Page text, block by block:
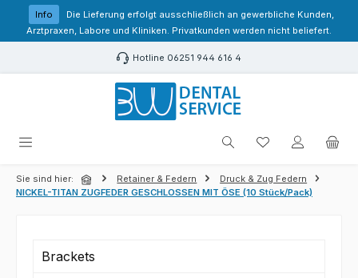
Zum Hauptinhalt springen
Info
Die Lieferung erfolgt ausschließlich an gewerbliche Kunden,
Arztpraxen, Labore und Kliniken. Privatkunden werden nicht beliefert.
Hotline 06251 944 616 4
Du hast 0
Sie sind hier: Retainer & Federn
Druck & Zug Federn
NICKEL-TITAN ZUGFEDER GESCHLOSSEN MIT ÖSE (10 Stück/Pack)
Brackets